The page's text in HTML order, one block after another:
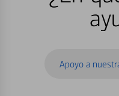
Apoyo a